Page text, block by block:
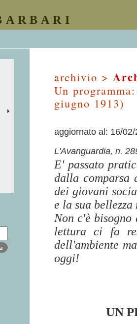
archivio >
Un
giugno 1913)
aggiornato al: 16/02/
L'Avanguardia, n.
E' passato
dalla comparsa
dei giovani
e la sua
Non c'è bisogno
lettura ci fa
dell'ambiente
oggi!
UN